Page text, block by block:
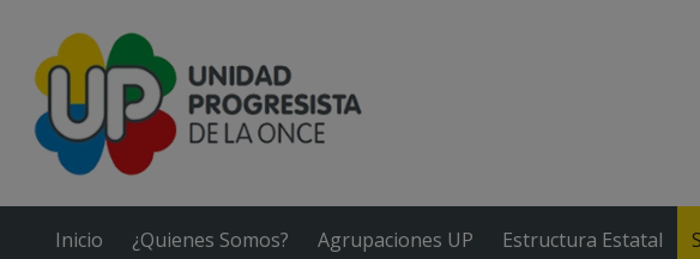
Inicio ¿Quienes Somos? Agrupaciones UP Estructura Estatal